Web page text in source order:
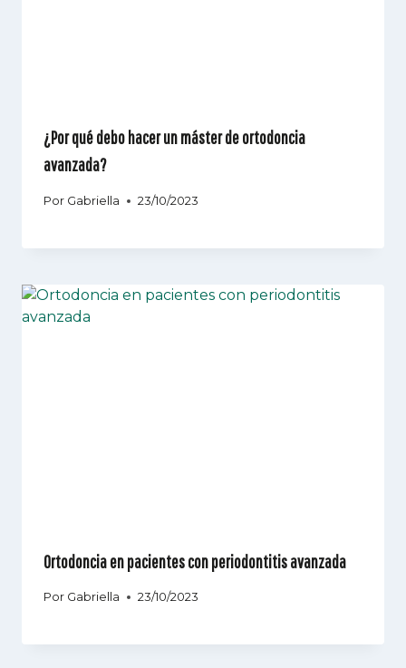
¿Por qué debo hacer un máster de ortodoncia
avanzada?
Por Gabriella 23/10/2023
Ortodoncia en pacientes con periodontitis avanzada
Por Gabriella 23/10/2023